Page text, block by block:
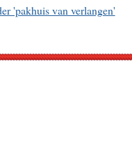
'pakhuis van verlangen'